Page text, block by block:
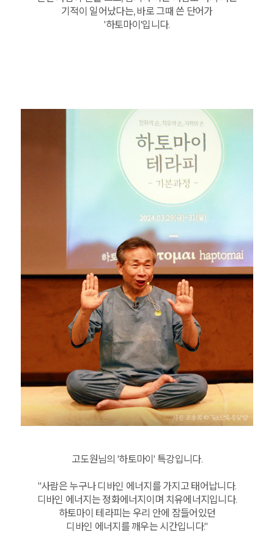
기적이 일어났다는, 바로 그때 쓴 단어가
'하토마이'입니다.
고도원님의 '하토마이' 특강입니다.
"사람은 누구나 디바인 에너지를 가지고 태어납니다.
디바인 에너지는 정화에너지이며 치유에너지입니다.
하토마이 테라피는 우리 안에 잠들어있던
디바인 에너지를 깨우는 시간입니다."